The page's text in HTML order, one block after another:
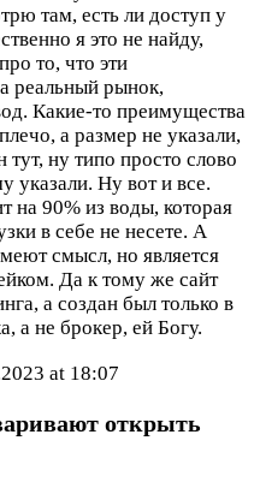
там, есть ли доступ у
я это не найду,
то, что эти
реальный рынок,
Какие-то преимущества
а размер не указали,
ну типо просто слово
указали. Ну вот и все.
на 90% из воды, которая
в себе не несете. А
смысл, но является
Да к тому же сайт
а создан был только в
а не брокер, ей Богу.
at 18:07
открыть